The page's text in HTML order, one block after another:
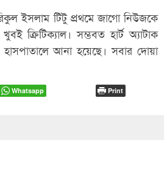
ইসলাম টিটু প্রথমে জাগো নিউজকে
ক্রিটিক্যাল। সম্ভবত হার্ট অ্যাটাক
হাসপাতালে আনা হয়েছে। সবার দোয়া
Whatsapp Print